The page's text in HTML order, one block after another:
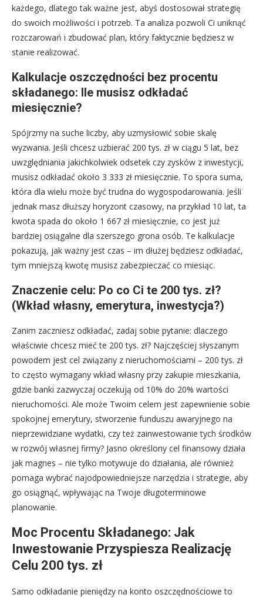
każdego, dlatego tak ważne jest, abyś dostosował strategię
do swoich możliwości i potrzeb. Ta analiza pozwoli Ci uniknąć
rozczarowań i zbudować plan, który faktycznie będziesz w
stanie realizować.
Kalkulacje oszczędności bez procentu
składanego: Ile musisz odkładać
miesięcznie?
Spójrzmy na suche liczby, aby uzmysłowić sobie skalę
wyzwania. Jeśli chcesz uzbierać 200 tys. zł w ciągu 5 lat, bez
uwzględniania jakichkolwiek odsetek czy zysków z inwestycji,
musisz odkładać około 3 333 zł miesięcznie. To spora suma,
która dla wielu może być trudna do wygospodarowania. Jeśli
jednak masz dłuższy horyzont czasowy, na przykład 10 lat, ta
kwota spada do około 1 667 zł miesięcznie, co jest już
bardziej osiągalne dla szerszego grona osób. Te kalkulacje
pokazują, jak ważny jest czas – im dłużej będziesz odkładać,
tym mniejszą kwotę musisz zabezpieczać co miesiąc.
Znaczenie celu: Po co Ci te 200 tys. zł?
(Wkład własny, emerytura, inwestycja?)
Zanim zaczniesz odkładać, zadaj sobie pytanie: dlaczego
właściwie chcesz mieć te 200 tys. zł? Najczęściej słyszanym
powodem jest cel związany z nieruchomościami – 200 tys. zł
to często wymagany wkład własny przy zakupie mieszkania,
gdzie banki zazwyczaj oczekują od 10% do 20% wartości
nieruchomości. Ale może Twoim celem jest zapewnienie sobie
spokojnej emerytury, stworzenie funduszu awaryjnego na
nieprzewidziane wydatki, czy też zainwestowanie tych środków
w rozwój własnej firmy? Jasno określony cel finansowy działa
jak magnes – nie tylko motywuje do działania, ale również
pomaga wybrać najodpowiedniejsze narzędzia i strategie, aby
go osiągnąć, wpływając na Twoje długoterminowe
planowanie.
Moc Procentu Składanego: Jak
Inwestowanie Przyspiesza Realizację
Celu 200 tys. zł
Samo odkładanie pieniędzy na konto oszczędnościowe to